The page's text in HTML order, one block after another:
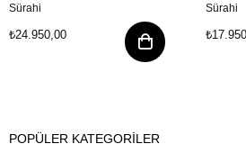
Sürahi
₺24.950,00
Sürahi
POPÜLER KATEGORİLER